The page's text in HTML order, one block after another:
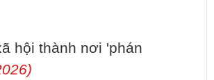
hội thành nơi 'phán